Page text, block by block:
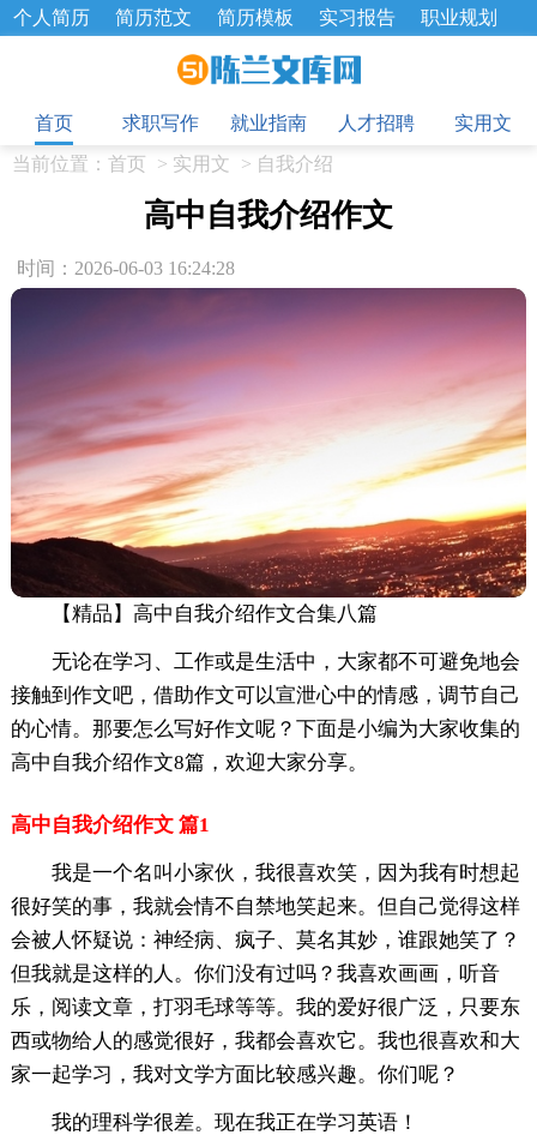
个人简历 简历范文 简历模板 实习报告
职业规划
招聘选拔 绩效考核 企业文化
工作总结
辞职报告
首页
求职写作 就业指南 人才招聘
实用文
当前位置： 首页 > 实用文 > 自我介绍
高中自我介绍作文
时间：2026-06-03 16:24:28
【精品】高中自我介绍作文合集八篇
无论在学习、工作或是生活中，大家都不可避免地会
接触到作文吧，借助作文可以宣泄心中的情感，调节自己
的心情。那要怎么写好作文呢？下面是小编为大家收集的
高中自我介绍作文8篇，欢迎大家分享。
高中自我介绍作文 篇1
我是一个名叫小家伙，我很喜欢笑，因为我有时想起
很好笑的事，我就会情不自禁地笑起来。但自己觉得这样
会被人怀疑说：神经病、疯子、莫名其妙，谁跟她笑了？
但我就是这样的人。你们没有过吗？我喜欢画画，听音
乐，阅读文章，打羽毛球等等。我的爱好很广泛，只要东
西或物给人的感觉很好，我都会喜欢它。我也很喜欢和大
家一起学习，我对文学方面比较感兴趣。你们呢？
我的理科学很差。现在我正在学习英语！